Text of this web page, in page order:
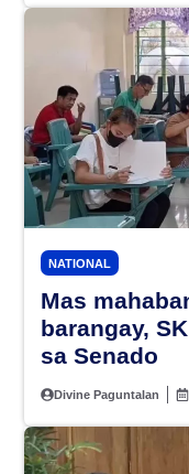
NATIONAL
Mas
barangay,
sa Senado
Divine Paguntalan